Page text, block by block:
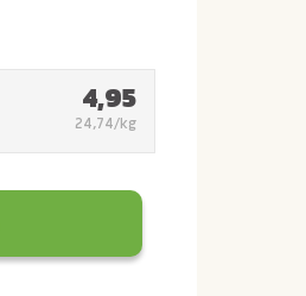
4,95
24,74/kg